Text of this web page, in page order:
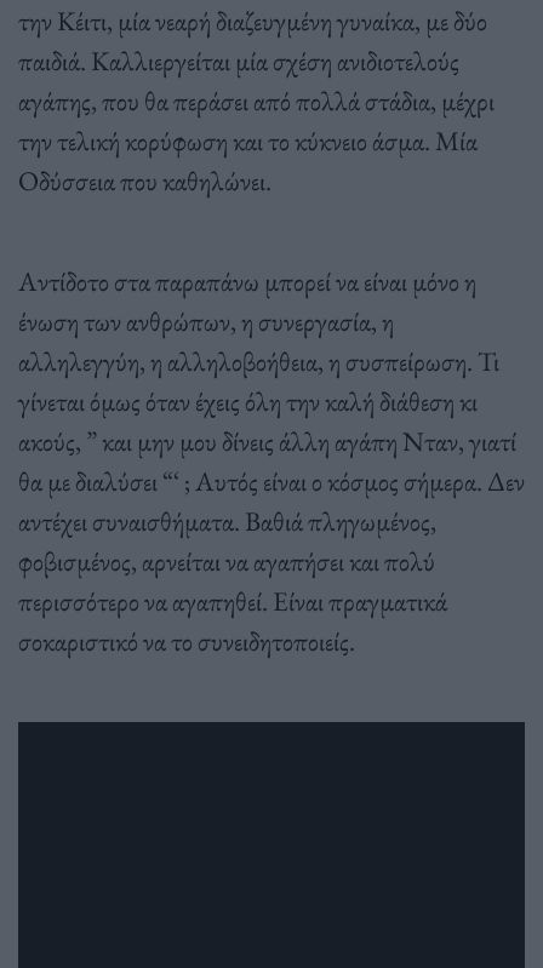
την Κέιτι, μία νεαρή διαζευγμένη γυναίκα, με δύο
παιδιά. Καλλιεργείται μία σχέση ανιδιοτελούς
αγάπης, που θα περάσει από πολλά στάδια, μέχρι
την τελική κορύφωση και το κύκνειο άσμα. Μία
Οδύσσεια που καθηλώνει.
Αντίδοτο στα παραπάνω μπορεί να είναι μόνο η
ένωση των ανθρώπων, η συνεργασία, η
αλληλεγγύη, η αλληλοβοήθεια, η συσπείρωση. Τι
γίνεται όμως όταν έχεις όλη την καλή διάθεση κι
ακούς, ” και μην μου δίνεις άλλη αγάπη Νταν, γιατί
θα με διαλύσει “‘ ; Αυτός είναι ο κόσμος σήμερα. Δεν
αντέχει συναισθήματα. Βαθιά πληγωμένος,
φοβισμένος, αρνείται να αγαπήσει και πολύ
περισσότερο να αγαπηθεί. Είναι πραγματικά
σοκαριστικό να το συνειδητοποιείς.